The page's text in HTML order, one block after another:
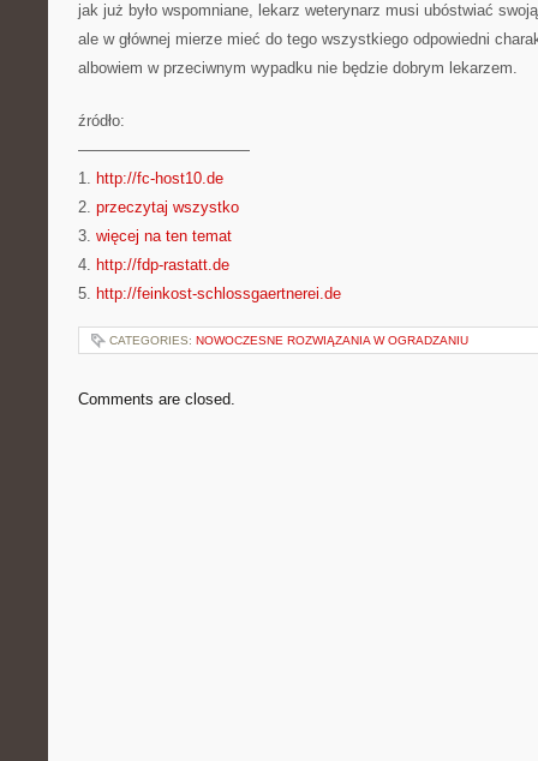
jak już było wspomniane, lekarz weterynarz musi ubóstwiać
ale w głównej mierze mieć do tego wszystkiego odpowiedni
albowiem w przeciwnym wypadku nie będzie dobrym lekarzem.
źródło:
———————————
1. http://fc-host10.de
2. przeczytaj wszystko
3. więcej na ten temat
4. http://fdp-rastatt.de
5. http://feinkost-schlossgaertnerei.de
CATEGORIES: NOWOCZESNE ROZWIĄZANIA W OGRADZANIU
Comments are closed.